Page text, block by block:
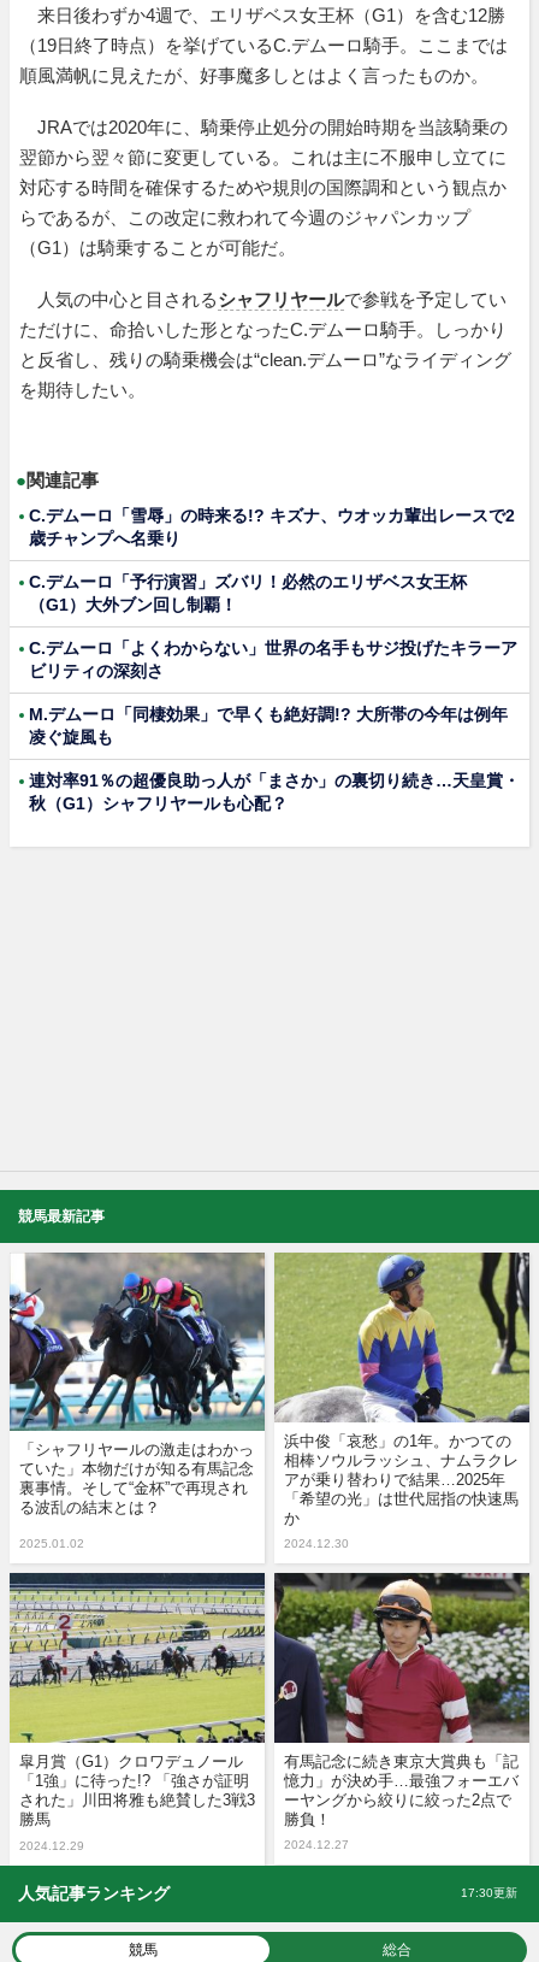
来日後わずか4週で、エリザベス女王杯（G1）を含む12勝
（19日終了時点）を挙げているC.デムーロ騎手。ここまでは
順風満帆に見えたが、好事魔多しとはよく言ったものか。
JRAでは2020年に、騎乗停止処分の開始時期を当該騎乗の
翌節から翌々節に変更している。これは主に不服申し立てに
対応する時間を確保するためや規則の国際調和という観点か
らであるが、この改定に救われて今週のジャパンカップ
（G1）は騎乗することが可能だ。
人気の中心と目されるシャフリヤールで参戦を予定してい
ただけに、命拾いした形となったC.デムーロ騎手。しっかり
と反省し、残りの騎乗機会は“clean.デムーロ”なライディング
を期待したい。
●関連記事
C.デムーロ「雪辱」の時来る!? キズナ、ウオッカ輩出レースで2
歳チャンプへ名乗り
C.デムーロ「予行演習」ズバリ！必然のエリザベス女王杯
（G1）大外ブン回し制覇！
C.デムーロ「よくわからない」世界の名手もサジ投げたキラーア
ビリティの深刻さ
M.デムーロ「同棲効果」で早くも絶好調!? 大所帯の今年は例年
凌ぐ旋風も
連対率91％の超優良助っ人が「まさか」の裏切り続き…天皇賞・
秋（G1）シャフリヤールも心配？
競馬最新記事
「シャフリヤールの激走はわかっ
ていた」本物だけが知る有馬記念
裏事情。そして“金杯”で再現され
る波乱の結末とは？
2025.01.02
浜中俊「哀愁」の1年。かつての
相棒ソウルラッシュ、ナムラクレ
アが乗り替わりで結果…2025年
「希望の光」は世代屈指の快速馬
か
2024.12.30
皐月賞（G1）クロワデュノール
「1強」に待った!? 「強さが証明
された」川田将雅も絶賛した3戦3
勝馬
2024.12.29
有馬記念に続き東京大賞典も「記
憶力」が決め手…最強フォーエバ
ーヤングから絞りに絞った2点で
勝負！
2024.12.27
人気記事ランキング 17:30更新
競馬 総合